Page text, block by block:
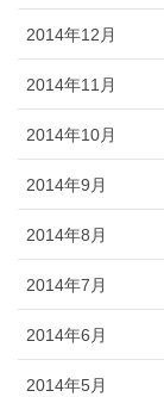
2014年12月
2014年11月
2014年10月
2014年9月
2014年8月
2014年7月
2014年6月
2014年5月